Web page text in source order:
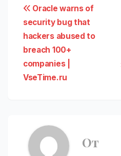
Навигация
по
записям
Oracle warns of
security bug that
hackers abused to
breach 100+
companies |
VseTime.ru
От